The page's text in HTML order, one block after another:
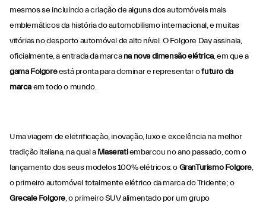
mesmos se incluindo a criação de alguns dos automóveis mais
emblemáticos da história do automobilismo internacional, e muitas
vitórias no desporto automóvel de alto nível. O Folgore Day assinala,
oficialmente, a entrada da marcana nova dimensão elétrica, em que a
gama Folgoreestá pronta para dominar e representar ofuturo da
marcaem todo o mundo.
Uma viagem de eletrificação, inovação, luxo e excelência na melhor
tradição italiana, na qual aMaseratiembarcou no ano passado, com o
lançamento dos seus modelos 100% elétricos: oGranTurismo Folgore,
o primeiro automóvel totalmente elétrico da marca do Tridente; o
Grecale Folgore, o primeiro SUV alimentado por um grupo